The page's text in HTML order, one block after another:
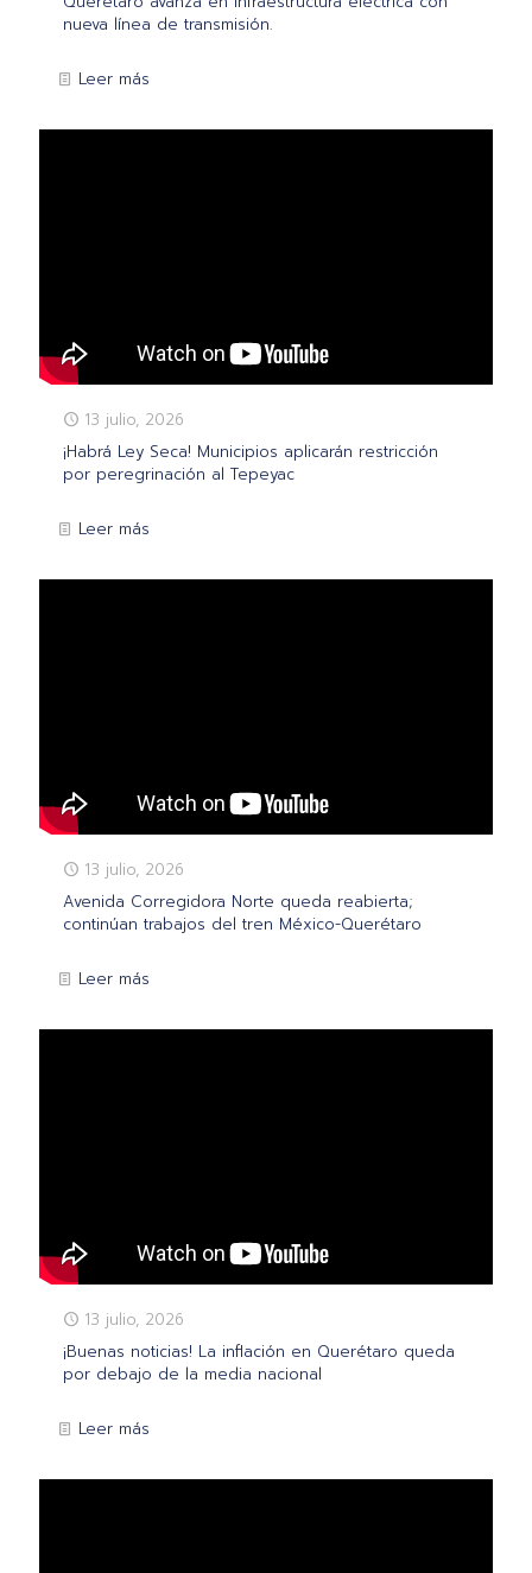
nueva línea de transmisión.
Leer más
13 julio, 2026
¡Habrá Ley Seca! Municipios aplicarán restricción
por peregrinación al Tepeyac
Leer más
13 julio, 2026
Avenida Corregidora Norte queda reabierta;
continúan trabajos del tren México-Querétaro
Leer más
13 julio, 2026
¡Buenas noticias! La inflación en Querétaro queda
por debajo de la media nacional
Leer más